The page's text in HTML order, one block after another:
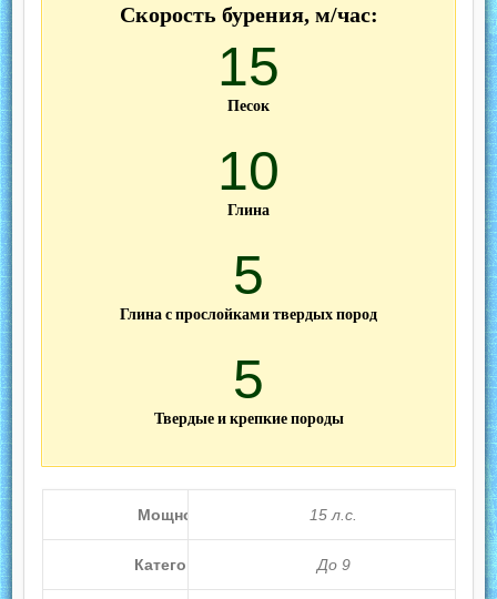
Скорость бурения, м/час:
15
Песок
10
Глина
5
Глина с прослойками твердых пород
5
Твердые и крепкие породы
Мощность установки (ДВС)
Категория прочности пород
15 л.с.
До 9